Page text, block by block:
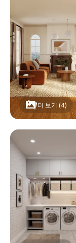
더 보기 (4)